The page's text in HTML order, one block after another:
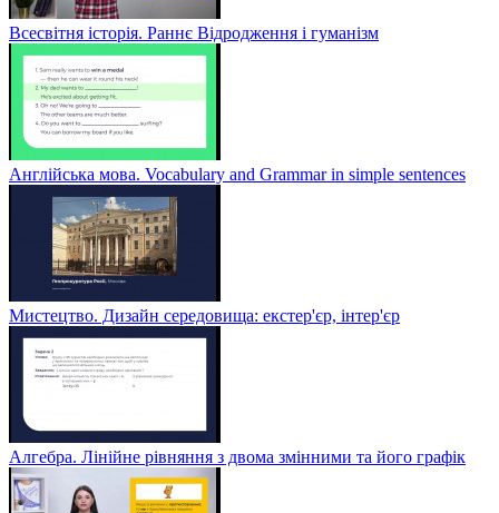
Всесвітня історія. Раннє Відродження і гуманізм
Англійська мова. Vocabulary and Grammar in simple sentences
Мистецтво. Дизайн середовища: екстер'єр, інтер'єр
Алгебра. Лінійне рівняння з двома змінними та його графік